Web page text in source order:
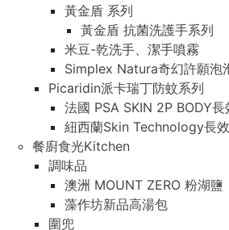
黃金盾 系列
黃金盾 抗菌洗護手系列
米豆-乾洗手、潔手噴霧
Simplex Natura奇幻許願泡
Picaridin派卡瑞丁防蚊系列
法國 PSA SKIN 2P BODY長
紐西蘭Skin Technology長
餐廚食光Kitchen
調味品
澳洲 MOUNT ZERO 粉湖鹽
藻作坊新品高湯包
圍兜